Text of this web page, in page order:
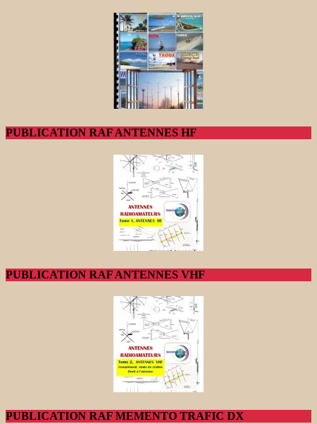
PUBLICATION RAF ANTENNES HF
PUBLICATION RAF ANTENNES VHF
PUBLICATION RAF MEMENTO TRAFIC DX